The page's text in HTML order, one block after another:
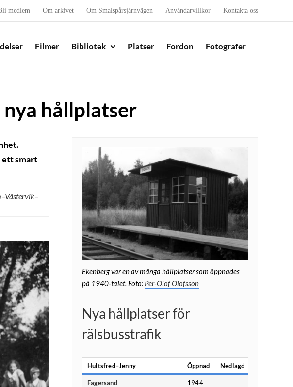
medlem Om arkivet Om Smalspårsjärnvägen Användarvillkor Kontakta oss
Filmer Bibliotek Platser Fordon Fotografer
nya hållplatser
ett smart
–Västervik–
Ekenberg var en av många hållplatser som öppnades
på 1940-talet. Foto: Per-Olof Olofsson
Nya hållplatser för
rälsbusstrafik
Hultsfred–Jenny Öppnad Nedlagd
Fagersand 1944